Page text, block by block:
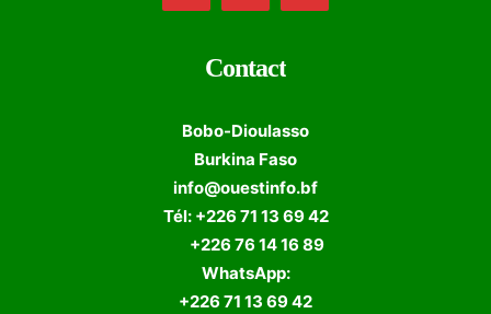
Contact
Bobo-Dioulasso
Burkina Faso
info@ouestinfo.bf
Tél: +226 71 13 69 42
+226 76 14 16 89
WhatsApp:
+226 71 13 69 42